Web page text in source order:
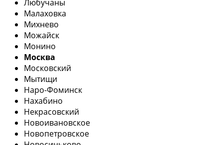
Любучаны
Малаховка
Михнево
Можайск
Монино
Москва
Московский
Мытищи
Наро-Фоминск
Нахабино
Некрасовский
Новоивановское
Новопетровское